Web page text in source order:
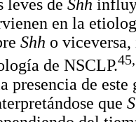
leves de Shh
en la
Shh o
de NSCLP.
presencia de
que